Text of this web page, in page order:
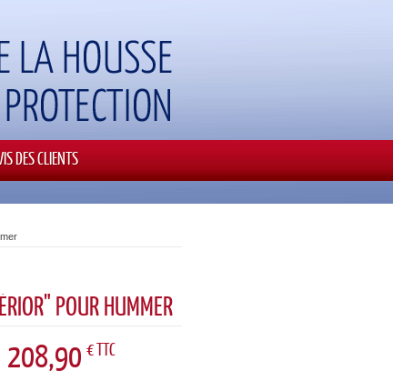
DES CLIENTS
POUR HUMMER
208,90 € TTC